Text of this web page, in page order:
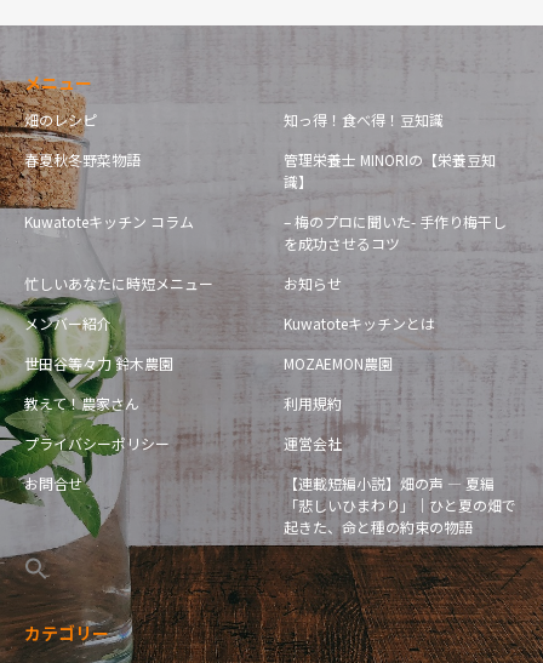
メニュー
畑のレシピ
知っ得！食べ得！豆知識
春夏秋冬野菜物語
管理栄養士 MINORIの【栄養豆知
識】
Kuwatoteキッチン コラム
– 梅のプロに聞いた- 手作り梅干し
を成功させるコツ
忙しいあなたに時短メニュー
お知らせ
メンバー紹介
Kuwatoteキッチンとは
世田谷等々力 鈴木農園
MOZAEMON農園
教えて！農家さん
利用規約
プライバシーポリシー
運営会社
お問合せ
【連載短編小説】畑の声 — 夏編
「悲しいひまわり」｜ひと夏の畑で
起きた、命と種の約束の物語
カテゴリー